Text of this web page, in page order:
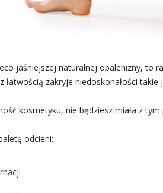
jaśniejszej naturalnej opalenizny,
łatwością zakryje niedoskonałości takie
kosmetyku, nie będziesz miała z
odcieni: